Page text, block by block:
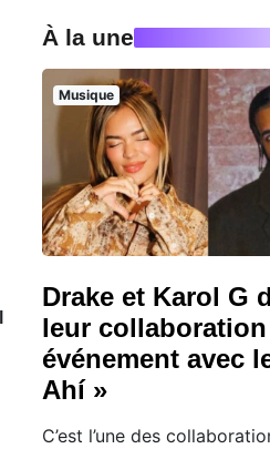
À la une
Musique
Drake et Karol G
leur collaboration
événement avec
Ahí »
C’est l’une des